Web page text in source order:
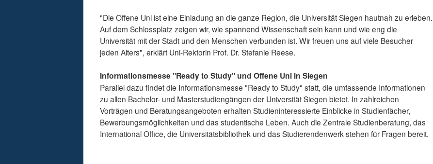
"Die Offene Uni ist eine Einladung an die ganze Region, die Universität Siegen hautnah zu erleben.
Auf dem Schlossplatz zeigen wir, wie spannend Wissenschaft sein kann und wie eng die
Universität mit der Stadt und den Menschen verbunden ist. Wir freuen uns auf viele Besucher
jeden Alters", erklärt Uni-Rektorin Prof. Dr. Stefanie Reese.
Informationsmesse "Ready to Study" und Offene Uni in Siegen
Parallel dazu findet die Informationsmesse "Ready to Study" statt, die umfassende Informationen
zu allen Bachelor- und Masterstudiengängen der Universität Siegen bietet. In zahlreichen
Vorträgen und Beratungsangeboten erhalten Studieninteressierte Einblicke in Studienfächer,
Bewerbungsmöglichkeiten und das studentische Leben. Auch die Zentrale Studienberatung, das
International Office, die Universitätsbibliothek und das Studierendenwerk stehen für Fragen bereit.